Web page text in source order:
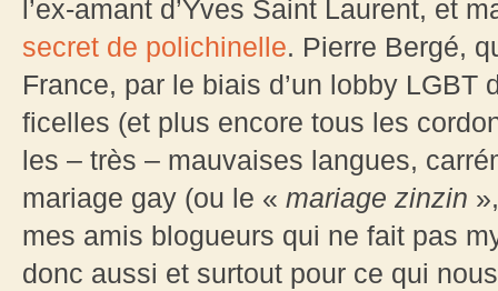
l’ex-amant d’Yves Saint Laurent, et
secret de polichinelle. Pierre Bergé,
France, par le biais d’un lobby
ficelles (et plus encore tous les
les – très – mauvaises langues,
mariage gay (ou le « mariage zinzin
mes amis blogueurs qui ne fait pas
donc aussi et surtout pour ce qui